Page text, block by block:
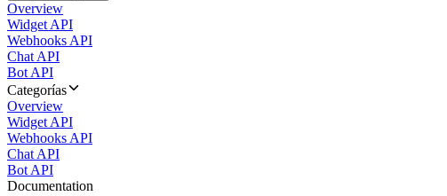
Overview
Widget API
Webhooks API
Chat API
Bot API
Categorías
Overview
Widget API
Webhooks API
Chat API
Bot API
Documentation